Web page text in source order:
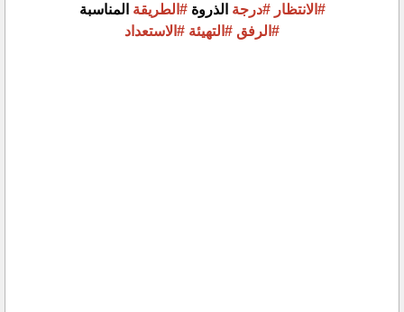
#الانتظار #درجة الذروة#الطريقة المناسبة
#الرفق #التهيئة #الاستعداد